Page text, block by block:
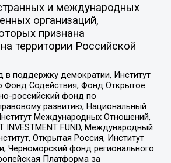
и международных
организаций,
признана
территории Российской
поддержку демократии, Институт
Фонд Содействия, Фонд Открытое
российский фонд по
развитию, Национальный
Международных Отношений,
INVESTMENT FUND, Международный
Открытая Россия, Институт
Черноморский фонд регионального
Платформа за